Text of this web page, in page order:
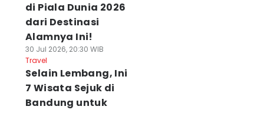
di Piala Dunia 2026
dari Destinasi
Alamnya Ini!
30 Jul 2026, 20:30 WIB
Travel
Selain Lembang, Ini
7 Wisata Sejuk di
Bandung untuk